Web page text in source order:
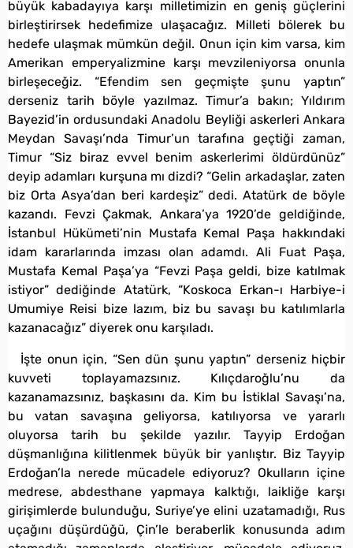
büyük kabadayıya karşı milletimizin en geniş güçlerini
birleştirirsek hedefimize ulaşacağız. Milleti bölerek bu
hedefe ulaşmak mümkün değil. Onun için kim varsa, kim
Amerikan emperyalizmine karşı mevzileniyorsa onunla
birleşeceğiz. “Efendim sen geçmişte şunu yaptın”
derseniz tarih böyle yazılmaz. Timur’a bakın; Yıldırım
Bayezid’in ordusundaki Anadolu Beyliği askerleri Ankara
Meydan Savaşı’nda Timur’un tarafına geçtiği zaman,
Timur “Siz biraz evvel benim askerlerimi öldürdünüz”
deyip adamları kurşuna mı dizdi? “Gelin arkadaşlar, zaten
biz Orta Asya’dan beri kardeşiz” dedi. Atatürk de böyle
kazandı. Fevzi Çakmak, Ankara’ya 1920’de geldiğinde,
İstanbul Hükümeti’nin Mustafa Kemal Paşa hakkındaki
idam kararlarında imzası olan adamdı. Ali Fuat Paşa,
Mustafa Kemal Paşa’ya “Fevzi Paşa geldi, bize katılmak
istiyor” dediğinde Atatürk, “Koskoca Erkan-ı Harbiye-i
Umumiye Reisi bize lazım, biz bu savaşı bu katılımlarla
kazanacağız” diyerek onu karşıladı.
İşte onun için, “Sen dün şunu yaptın” derseniz hiçbir
kuvveti toplayamazsınız. Kılıçdaroğlu’nu da
kazanamazsınız, başkasını da. Kim bu İstiklal Savaşı’na,
bu vatan savaşına geliyorsa, katılıyorsa ve yararlı
oluyorsa tarih bu şekilde yazılır. Tayyip Erdoğan
düşmanlığına kilitlenmek büyük bir yanlıştır. Biz Tayyip
Erdoğan’la nerede mücadele ediyoruz? Okulların içine
medrese, abdesthane yapmaya kalktığı, laikliğe karşı
girişimlerde bulunduğu, Suriye’ye elini uzatamadığı, Rus
uçağını düşürdüğü, Çin’le beraberlik konusunda adım